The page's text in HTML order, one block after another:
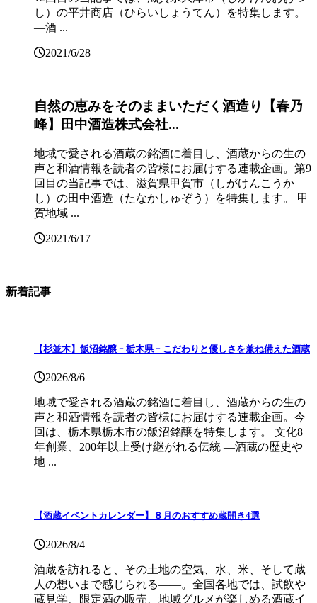
し）の平井商店（ひらいしょうてん）を特集します。
―酒 ...
2021/6/28
自然の恵みをそのままいただく酒造り【春乃
峰】田中酒造株式会社...
地域で愛される酒蔵の銘酒に着目し、酒蔵からの生の
声と和酒情報を読者の皆様にお届けする連載企画。第9
回目の当記事では、滋賀県甲賀市（しがけんこうか
し）の田中酒造（たなかしゅぞう）を特集します。 甲
賀地域 ...
2021/6/17
新着記事
【杉並木】飯沼銘醸 ｰ 栃木県 ｰ こだわりと優しさを兼ね備えた酒蔵
2026/8/6
地域で愛される酒蔵の銘酒に着目し、酒蔵からの生の
声と和酒情報を読者の皆様にお届けする連載企画。今
回は、栃木県栃木市の飯沼銘醸を特集します。 文化8
年創業、200年以上受け継がれる伝統 ―酒蔵の歴史や
地 ...
【酒蔵イベントカレンダー】８月のおすすめ蔵開き4選
2026/8/4
酒蔵を訪れると、その土地の空気、水、米、そして蔵
人の想いまで感じられる——。全国各地では、試飲や
蔵見学、限定酒の販売、地域グルメが楽しめる酒蔵イ